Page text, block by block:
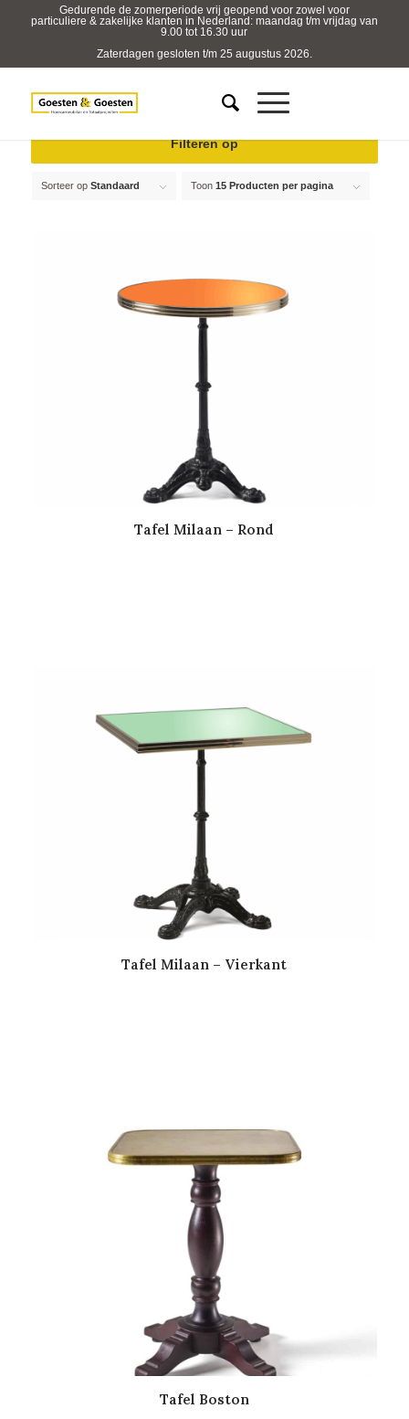
Gedurende de zomerperiode vrij geopend voor zowel voor
particuliere & zakelijke klanten in Nederland: maandag t/m vrijdag van
9.00 tot 16.30 uur
Zaterdagen gesloten t/m 25 augustus 2026.
Filteren op
Sorteer op Standaard Toon 15 Producten per pagina
Tafel Milaan – Rond
Tafel Milaan – Vierkant
Tafel Boston